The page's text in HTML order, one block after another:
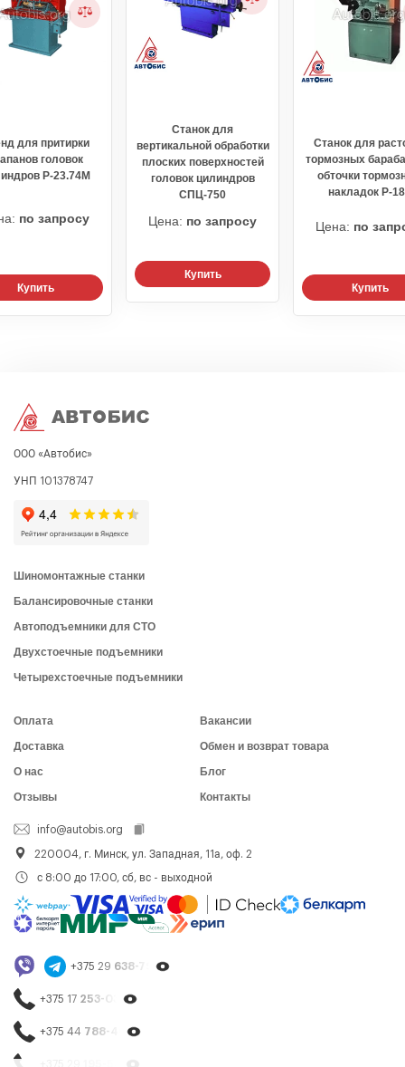
для притирки
головок
Р-23.74М
по запросу
Купить
Станок для
вертикальной обработки
плоских поверхностей
головок цилиндров
СПЦ-750
Цена: по запросу
Купить
Станок для
тормозных
обточки
накладок Р-
Цена: по
Купить
ООО «Автобис»
УНП 101378747
Шиномонтажные станки
Балансировочные станки
Автоподъемники для СТО
Двухстоечные подъемники
Четырехстоечные подъемники
Оплата
Доставка
О нас
Отзывы
Вакансии
Обмен и возврат товара
Блог
Контакты
info@autobis.org
220004, г. Минск, ул. Западная, 11а, оф. 2
с 8:00 до 17:00, сб, вс - выходной
+375 29 638-79-23
+375 17 253-03-26
+375 44 788-40-13